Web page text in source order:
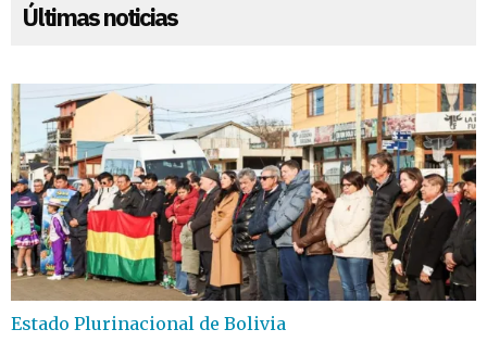
Últimas noticias
Estado Plurinacional de Bolivia